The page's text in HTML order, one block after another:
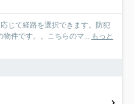
じて経路を選択できます。防犯
物件です。。こちらのマ... もっと